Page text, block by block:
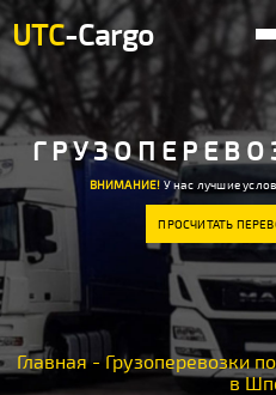
UTC-Cargo
ВНИМАНИЕ! У нас лучшие
ПРОСЧИТАТЬ
Главная- Грузоперевозки
в